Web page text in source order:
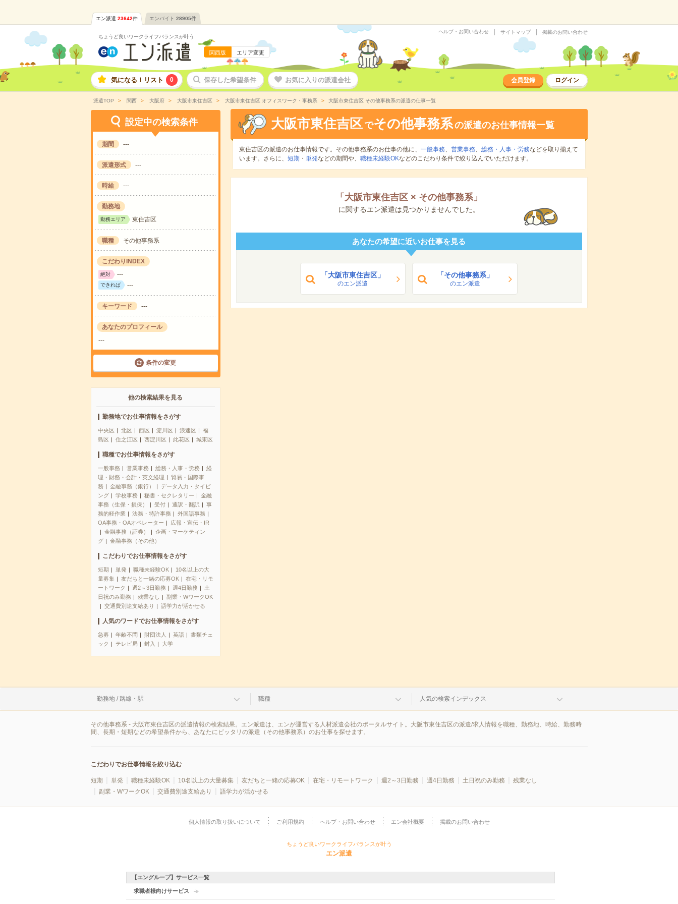
エン派遣 23642件 エンバイト 28905件
ちょうど良いワークライフバランスが叶う
関西版 エリア変更
ヘルプ・お問い合わせ サイトマップ 掲載のお問い合わせ
気になる！リスト 0 保存した希望条件 お気に入りの派遣会社 会員登録 ログイン
派遣TOP 関西 大阪府 大阪市東住吉区 大阪市東住吉区 オフィスワーク・事務系 大阪市東住吉区 その他事務系の派遣の仕事一覧
設定中の検索条件
期間 ---
派遣形式 ---
時給 ---
勤務地
勤務エリア 東住吉区
職種 その他事務系
こだわりINDEX
絶対 ---
できれば ---
キーワード ---
あなたのプロフィール
---
条件の変更
他の検索結果を見る
勤務地でお仕事情報をさがす
中央区 北区 西区 淀川区 浪速区
福
島区
住之江区 西淀川区 此花区 城東区
職種でお仕事情報をさがす
一般事務 営業事務 総務・人事・労務
経
理・財務・会計・英文経理
貿易・国際事
務
金融事務（銀行）
データ入力・タイピ
ング
学校事務 秘書・セクレタリー
金融
事務（生保・損保）
受付 通訳・翻訳
事
務的軽作業
法務・特許事務
外国語事務
OA事務・OAオペレーター
広報・宣伝・IR
金融事務（証券）
企画・マーケティン
グ
金融事務（その他）
こだわりでお仕事情報をさがす
短期 単発 職種未経験OK
10名以上の大
量募集
友だちと一緒の応募OK
在宅・リモ
ートワーク
週2～3日勤務 週4日勤務
土
日祝のみ勤務
残業なし
副業・WワークOK
交通費別途支給あり
語学力が活かせる
人気のワードでお仕事情報をさがす
急募 年齢不問 財団法人 英語
書類チェ
ック
テレビ局 封入 大学
大阪市東住吉区 でその他事務系の派遣のお仕事情報一覧
東住吉区の派遣のお仕事情報です。その他事務系のお仕事の他に、 一般事務、 営業事務、 総務・人事・労務などを取り揃えて
います。さらに、 短期 ・ 単発などの期間や、 職種未経験OKなどのこだわり条件で絞り込んでいただけます。
「 大阪市東住吉区 × その他事務系」
に関するエン派遣は見つかりませんでした。
あなたの希望に近いお仕事を見る
「大阪市東住吉区」
のエン派遣
「その他事務系」
のエン派遣
勤務地 / 路線・駅 職種 人気の検索インデックス
その他事務系 - 大阪市東住吉区の派遣情報の検索結果。エン派遣は、エンが運営する人材派遣会社のポータルサイト。大阪市東住吉区の派遣/求人情報を職種、勤務地、時給、勤務時
間、長期・短期などの希望条件から、あなたにピッタリの派遣（その他事務系）のお仕事を探せます。
こだわりでお仕事情報を絞り込む
短期 単発 職種未経験OK 10名以上の大量募集 友だちと一緒の応募OK 在宅・リモートワーク 週2～3日勤務 週4日勤務 土日祝のみ勤務
残業なし
副業・WワークOK
交通費別途支給あり 語学力が活かせる
個人情報の取り扱いについて ご利用規約 ヘルプ・お問い合わせ エン会社概要 掲載のお問い合わせ
ちょうど良いワークライフバランスが叶う
エン派遣
【エングループ】サービス一覧
求職者様向けサービス